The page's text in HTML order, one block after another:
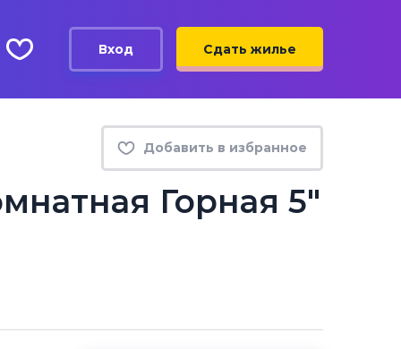
Вход Сдать жилье
Добавить в избранное
Горная 5"